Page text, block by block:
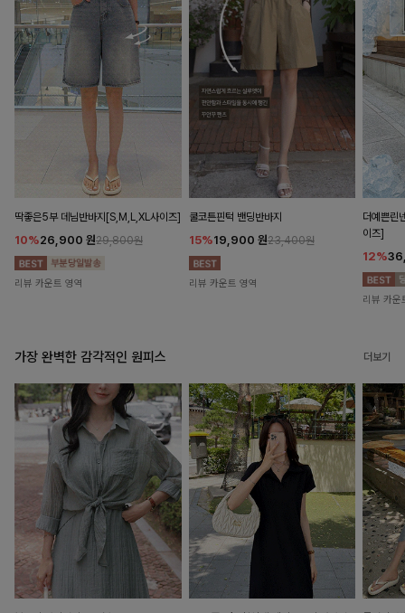
딱좋은5부 데님반바지[S,M,L,XL사이즈]
10%26,900 원29,800원
리뷰 카운트 영역
쿨코튼핀턱 밴딩반바지
15%19,900 원23,400원
리뷰 카운트 영역
더예쁜린
이즈]
12%
리뷰 카운
가장 완벽한 감각적인 원피스 더보기